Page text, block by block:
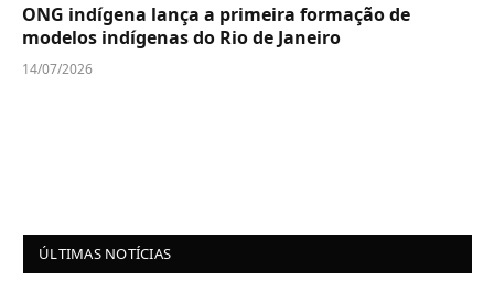
ONG indígena lança a primeira formação de
modelos indígenas do Rio de Janeiro
14/07/2026
ÚLTIMAS NOTÍCIAS